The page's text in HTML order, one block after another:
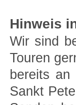
Hinweis
Wir sind
Touren
bereits
Sankt